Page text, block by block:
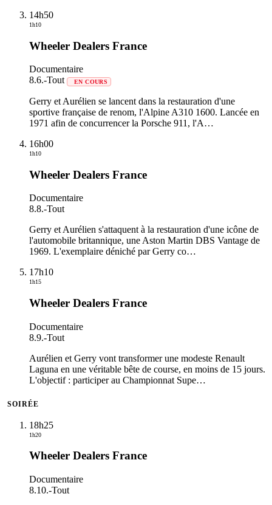
14h50
1h10
Wheeler Dealers France
Documentaire
8.6.-Tout EN COURS
Gerry et Aurélien se lancent dans la restauration d'une
sportive française de renom, l'Alpine A310 1600. Lancée en
1971 afin de concurrencer la Porsche 911, l'A…
16h00
1h10
Wheeler Dealers France
Documentaire
8.8.-Tout
Gerry et Aurélien s'attaquent à la restauration d'une icône de
l'automobile britannique, une Aston Martin DBS Vantage de
1969. L'exemplaire déniché par Gerry co…
17h10
1h15
Wheeler Dealers France
Documentaire
8.9.-Tout
Aurélien et Gerry vont transformer une modeste Renault
Laguna en une véritable bête de course, en moins de 15 jours.
L'objectif : participer au Championnat Supe…
SOIRÉE
18h25
1h20
Wheeler Dealers France
Documentaire
8.10.-Tout